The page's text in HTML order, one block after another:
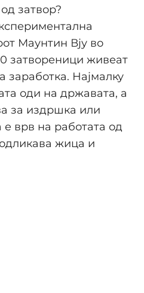
затвор?
Маунтин Вју во
затвореници живеат
заработка. Најмалку
оди на државата, а
за издршка или
врв на работата од
жица и